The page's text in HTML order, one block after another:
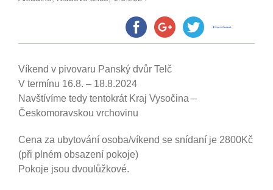
Víkend v pivovaru Panský dvůr Telč
V termínu 16.8. – 18.8.2024
Navštívíme tedy tentokrát Kraj Vysočina –
Českomoravskou vrchovinu
Cena za ubytování osoba/víkend se snídaní je 2800Kč
(při plném obsazení pokoje)
Pokoje jsou dvoulůžkové.